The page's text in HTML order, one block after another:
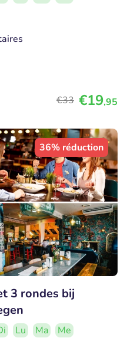
€33 €19,95
36% réduction
3 rondes bij
Lu Ma
Me